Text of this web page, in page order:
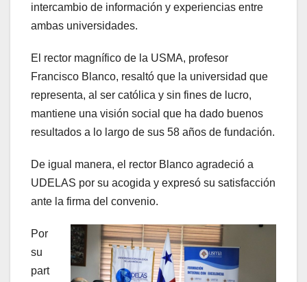
intercambio de información y experiencias entre
ambas universidades.
El rector magnífico de la USMA, profesor
Francisco Blanco, resaltó que la universidad que
representa, al ser católica y sin fines de lucro,
mantiene una visión social que ha dado buenos
resultados a lo largo de sus 58 años de fundación.
De igual manera, el rector Blanco agradeció a
UDELAS por su acogida y expresó su satisfacción
ante la firma del convenio.
Por
su
part